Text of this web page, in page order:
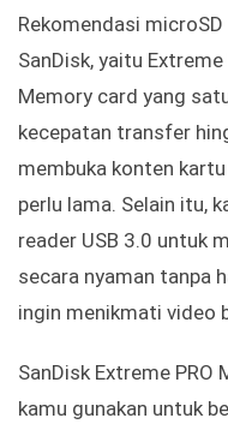
Rekomendasi
SanDisk, yaitu Extreme
Memory card yang
kecepatan transfer
membuka konten
perlu lama. Selain itu,
reader USB 3.0 untuk
secara nyaman tanpa
ingin menikmati video
SanDisk Extreme PRO
kamu gunakan untuk